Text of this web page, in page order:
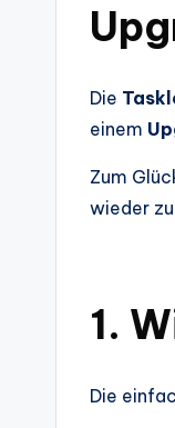
Die
einem
Zum
wieder
1.
Die